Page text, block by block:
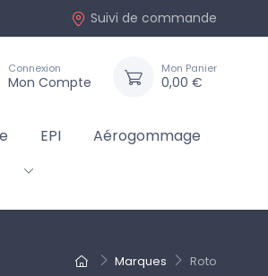
Suivi de commande
Connexion
Mon Compte
Mon Panier
0,00 €
EPI Aérogommage
Marques Roto